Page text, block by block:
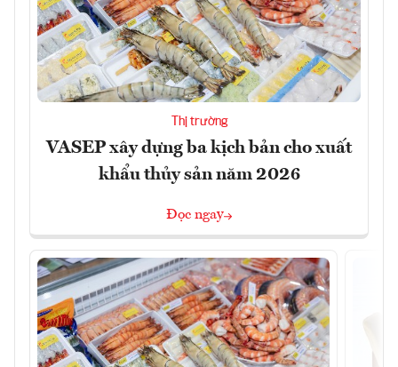
Thị trường
VASEP xây dựng ba kịch bản cho xuất
khẩu thủy sản năm 2026
Đọc ngay